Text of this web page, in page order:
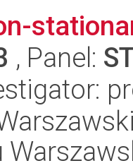
, Panel: